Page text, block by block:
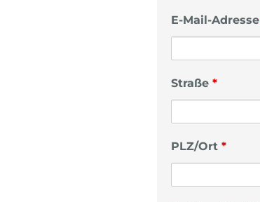
E-Mail-Adresse
Straße *
PLZ/Ort *